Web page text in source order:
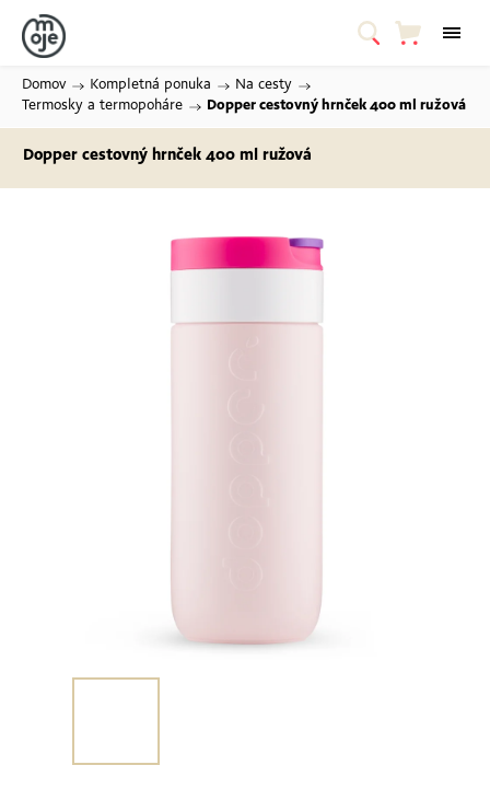
Domov / Kompletná ponuka / Na cesty /
Termosky a termopoháre / Dopper cestovný hrnček 400 ml ružová
Dopper cestovný hrnček 400 ml ružová